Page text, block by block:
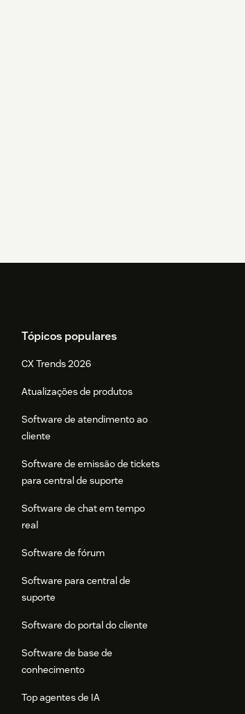
Tópicos populares
CX Trends 2026
Atualizações de produtos
Software de atendimento ao
cliente
Software de emissão de tickets
para central de suporte
Software de chat em tempo
real
Software de fórum
Software para central de
suporte
Software do portal do cliente
Software de base de
conhecimento
Top agentes de IA